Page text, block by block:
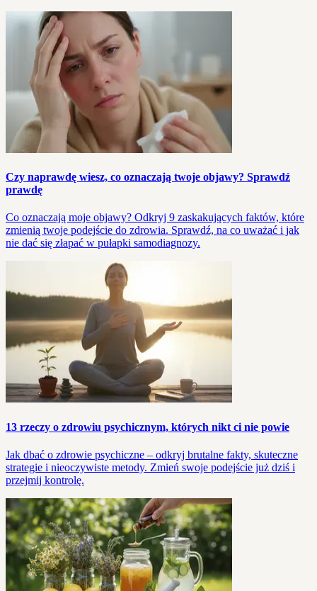
Czy naprawdę wiesz, co oznaczają twoje objawy? Sprawdź
prawdę
Co oznaczają moje objawy? Odkryj 9 zaskakujących faktów, które
zmienią twoje podejście do zdrowia. Sprawdź, na co uważać i jak
nie dać się złapać w pułapki samodiagnozy.
13 rzeczy o zdrowiu psychicznym, których nikt ci nie powie
Jak dbać o zdrowie psychiczne – odkryj brutalne fakty, skuteczne
strategie i nieoczywiste metody. Zmień swoje podejście już dziś i
przejmij kontrolę.